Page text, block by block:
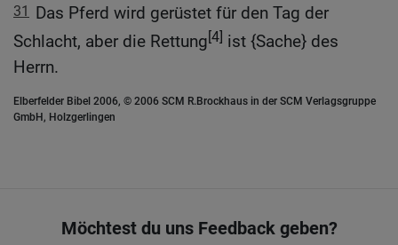
31
Das Pferd wird gerüstet für den Tag der
Schlacht, aber die Rettung[4] ist {Sache} des
Herrn.
Elberfelder Bibel 2006, © 2006 SCM R.Brockhaus in der SCM Verlagsgruppe
GmbH, Holzgerlingen
Möchtest du uns Feedback geben?